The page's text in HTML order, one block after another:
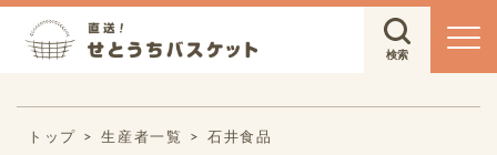
トップ 生産者一覧 石井食品